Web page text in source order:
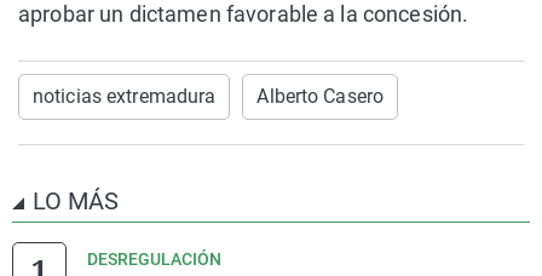
aprobar un dictamen favorable a la concesión.
noticias extremadura Alberto Casero
LO MÁS
DESREGULACIÓN